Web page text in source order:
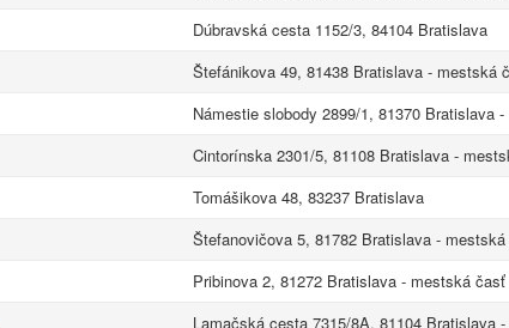
Dúbravská cesta 1152/3, 84104 Bratislava
Štefánikova 49, 81438 Bratislava - mestská
Námestie slobody 2899/1, 81370 Bratislava
Cintorínska 2301/5, 81108 Bratislava -
Tomášikova 48, 83237 Bratislava
Štefanovičova 5, 81782 Bratislava -
Pribinova 2, 81272 Bratislava - mestská
Lamačská cesta 7315/8A, 81104 Bratislava